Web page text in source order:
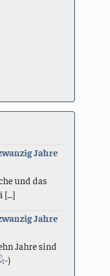
Jahre
und das
[...]
Jahre
Jahre sind